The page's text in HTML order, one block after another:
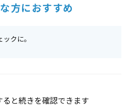
方におすすめ
クに。
ると続きを確認できます